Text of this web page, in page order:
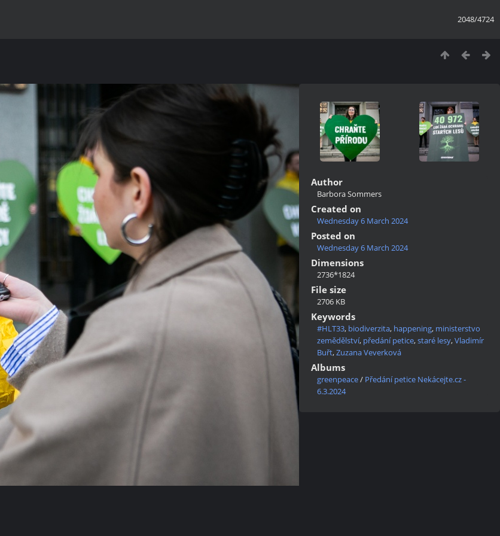
2048/4724
Author
Barbora Sommers
Created on
Wednesday 6 March 2024
Posted on
Wednesday 6 March 2024
Dimensions
2736*1824
File size
2706 KB
Keywords
#HLT33, biodiverzita, happening, ministerstvo
zemědělství, předání petice,staré lesy,Vladimír
Buřt,Zuzana Veverková
Albums
greenpeace/ Předání petice Nekácejte.cz -
6.3.2024